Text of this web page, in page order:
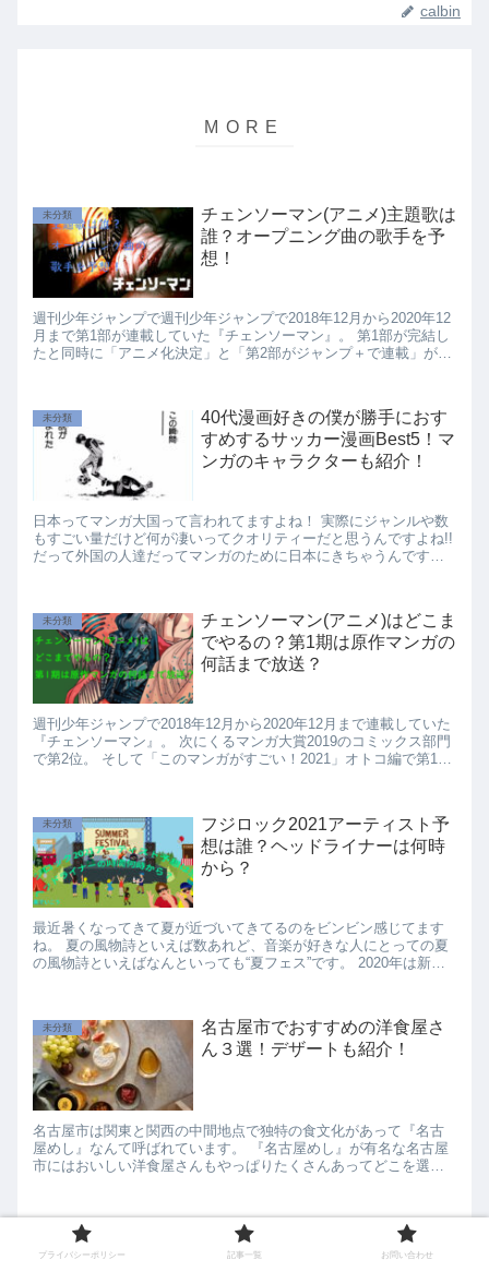
calbin
未分類
チェンソーマン(アニメ)主題歌は
誰？オープニング曲の歌手を予
想！
週刊少年ジャンプで週刊少年ジャンプで2018年12月から2020年12
月まで第1部が連載していた『チェンソーマン』。 第1部が完結し
たと同時に「アニメ化決定」と「第2部がジャンプ＋で連載」が発
未分類
40代漫画好きの僕が勝手におす
すめするサッカー漫画Best5！マ
ンガのキャラクターも紹介！
日本ってマンガ大国って言われてますよね！ 実際にジャンルや数
もすごい量だけど何が凄いってクオリティーだと思うんですよね!!
だって外国の人達だってマンガのために日本にきちゃうんですも
未分類
チェンソーマン(アニメ)はどこま
でやるの？第1期は原作マンガの
何話まで放送？
週刊少年ジャンプで2018年12月から2020年12月まで連載していた
『チェンソーマン』。 次にくるマンガ大賞2019のコミックス部門
で第2位。 そして「このマンガがすごい！2021」オトコ編で第1位
未分類
フジロック2021アーティスト予
想は誰？ヘッドライナーは何時
から？
最近暑くなってきて夏が近づいてきてるのをビンビン感じてます
ね。 夏の風物詩といえば数あれど、音楽が好きな人にとっての夏
の風物詩といえばなんといっても“夏フェス”です。 2020年は新型
未分類
名古屋市でおすすめの洋食屋さ
ん３選！デザートも紹介！
名古屋市は関東と関西の中間地点で独特の食文化があって『名古
屋めし』なんて呼ばれています。 『名古屋めし』が有名な名古屋
市にはおいしい洋食屋さんもやっぱりたくさんあってどこを選ん
ヒロアカ(映画)第3弾はいつ公
開？あらすじとゲスト声優も紹
プライバシーポリシー 記事一覧 お問い合わせ